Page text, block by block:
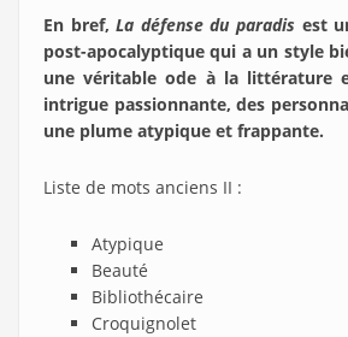
En bref,La défense du paradis est
post-apocalyptique qui a un style
une véritable ode à la littérature
intrigue passionnante, des
une plume atypique et frappante.
Liste de mots anciens II :
Atypique
Beauté
Bibliothécaire
Croquignolet